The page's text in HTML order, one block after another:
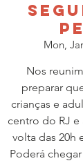
Mon,
Nos
preparar
crianças e
centro do RJ
volta das 20h
Poderá